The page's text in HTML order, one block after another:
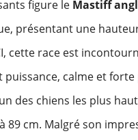
figure le Mastiff
présentant une
cette race est
calme et forte
des chiens les plus
89 cm. Malgré son